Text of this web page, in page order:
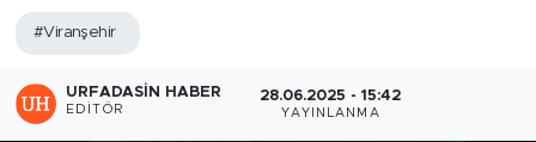
#Viranşehir
URFADASIN HABER
EDITÖR
28.06.2025 - 15:42
YAYINLANMA